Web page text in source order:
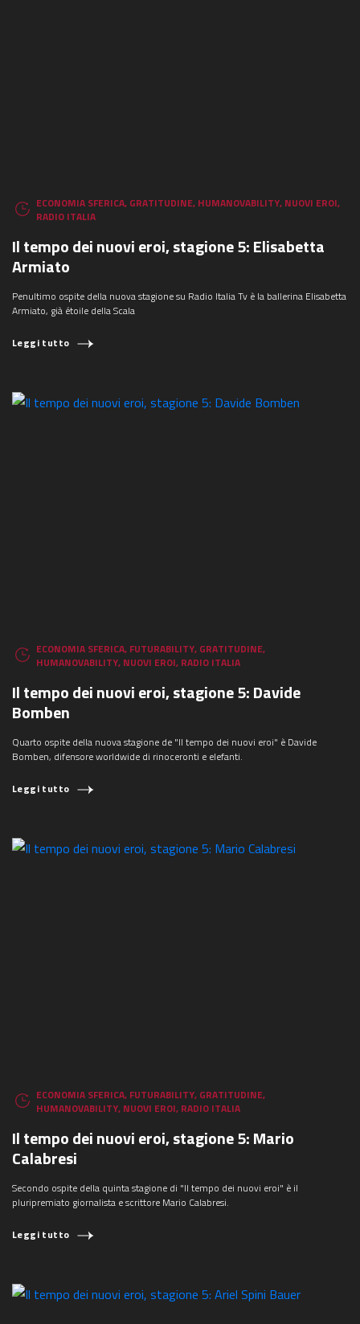
ECONOMIA SFERICA, GRATITUDINE, HUMANOVABILITY, NUOVI EROI,
RADIO ITALIA
Il tempo dei nuovi eroi, stagione 5: Elisabetta
Armiato
Penultimo ospite della nuova stagione su Radio Italia Tv è la ballerina Elisabetta
Armiato, già étoile della Scala
Leggi tutto
ECONOMIA SFERICA, FUTURABILITY, GRATITUDINE,
HUMANOVABILITY, NUOVI EROI, RADIO ITALIA
Il tempo dei nuovi eroi, stagione 5: Davide
Bomben
Quarto ospite della nuova stagione de "Il tempo dei nuovi eroi" è Davide
Bomben, difensore worldwide di rinoceronti e elefanti.
Leggi tutto
ECONOMIA SFERICA, FUTURABILITY, GRATITUDINE,
HUMANOVABILITY, NUOVI EROI, RADIO ITALIA
Il tempo dei nuovi eroi, stagione 5: Mario
Calabresi
Secondo ospite della quinta stagione di "Il tempo dei nuovi eroi" è il
pluripremiato giornalista e scrittore Mario Calabresi.
Leggi tutto
COSA STAI CERCANDO?